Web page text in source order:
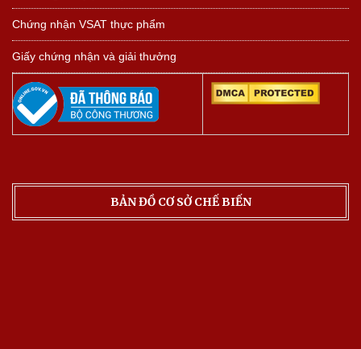
Chứng nhận VSAT thực phẩm
Giấy chứng nhận và giải thưởng
BẢN ĐỒ CƠ SỞ CHẾ BIẾN